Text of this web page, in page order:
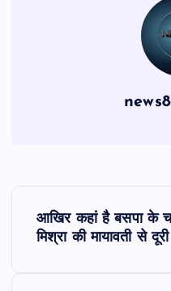
आखिर कहां है बसपा के
मिश्रा की मायावती से